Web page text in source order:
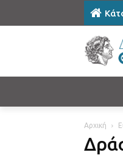
Αρχική